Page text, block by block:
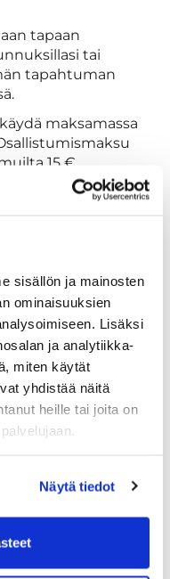
sisällön ja mainosten
ominaisuuksien
Lisäksi
ja analytiikka-
miten käytät
yhdistää näitä
heille tai joita on
Näytä tiedot
tapaan
tai
tapahtuman
maksamassa
15 €.
on ollut
kentälle kaudelle
maksaa vain